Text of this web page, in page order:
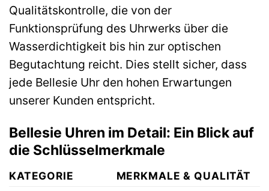
Qualitätskontrolle, die von der
Funktionsprüfung des Uhrwerks über die
Wasserdichtigkeit bis hin zur optischen
Begutachtung reicht. Dies stellt sicher, dass
jede Bellesie Uhr den hohen Erwartungen
unserer Kunden entspricht.
Bellesie Uhren im Detail: Ein Blick auf
die Schlüsselmerkmale
KATEGORIE MERKMALE & QUALITÄT